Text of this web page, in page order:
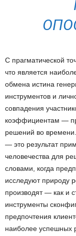
С прагматической
что является
обмена истина
инструментов и
совпадения
коэффициентам —
решений во
— это результат
человечества для
словами, когда
исследуют природу
производят — как и
инструменты
предпочтения
наиболее успешных